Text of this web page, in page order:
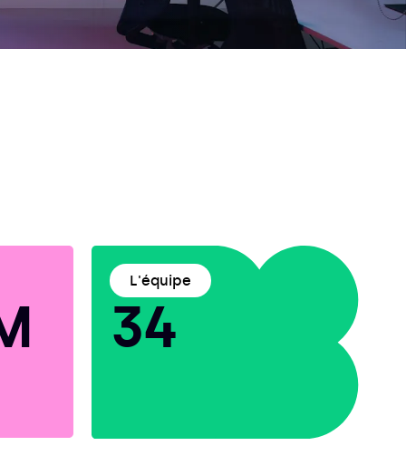
L'équipe
34